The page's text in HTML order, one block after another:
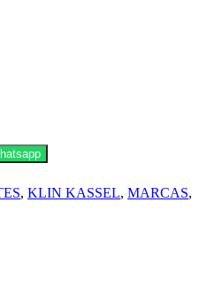
, KLIN KASSEL, MARCAS,